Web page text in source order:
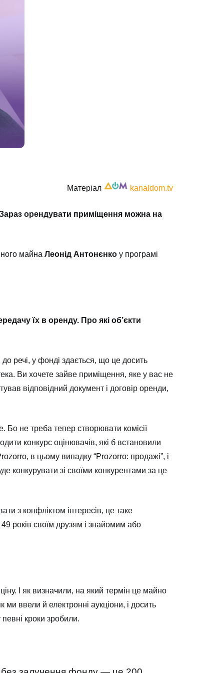
Матеріал kanaldom.tv
орендувати приміщення можна на
майна Леонід Антонєнко у програмі
їх в оренду. Про які об’єкти
речі, у фонді здається, що це досить
Ви хочете зайве приміщення, яке у вас не
відповідний документ і договір оренди,
Бо не треба тепер створювати комісії
конкурс оцінювачів, які б встановили
в цьому випадку “Prozorro: продажі”, і
конкурувати зі своїми конкурентами за це
з конфліктом інтересів, це таке
років своїм друзям і знайомим або
І як визначили, на який термін це майно
ввели й електронні аукціони, і досить
кроки зробили.